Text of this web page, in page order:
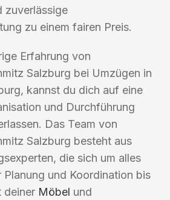
zuverlässige
zu einem fairen Preis.
Erfahrung von
Salzburg bei Umzügen in
kannst du dich auf eine
und Durchführung
Das Team von
Salzburg besteht aus
die sich um alles
Planung und Koordination bis
deiner Möbel und